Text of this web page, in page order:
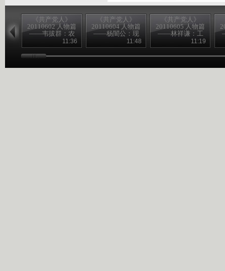
《共产党人》
20110602 人物篇
——韦拔群：农
民的好拔哥11:36
《共产党人》
20110604 人物篇
——杨闇公：现
11:48
《共产党人》
20110605 人物篇
——林祥谦：工
11:19